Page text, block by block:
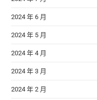
2024 年 6 月
2024 年 5 月
2024 年 4 月
2024 年 3 月
2024 年 2 月